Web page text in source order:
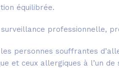
équilibrée.
professionnelle,
personnes souffrantes
et ceux allergiques à l’un